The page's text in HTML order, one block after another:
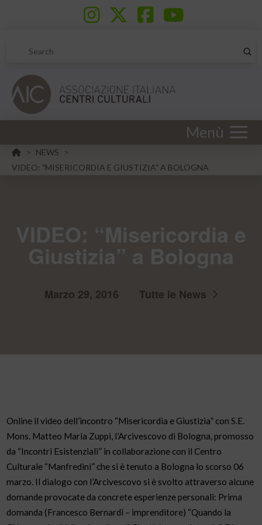
Search
Menù
HOME
> NEWS
>
VIDEO: "MISERICORDIA E GIUSTIZIA" A BOLOGNA
Marzo 29, 2016 Tutte le News
Online il video dell’incontro “Misericordia e Giustizia” con S.E.
Mons. Matteo Maria Zuppi, l’Arcivescovo di Bologna, promosso
da “Incontri Esistenziali” in collaborazione con il Centro
Culturale “Manfredini” che si è tenuto a Bologna lo scorso 06
marzo. Il dialogo con l’Arcivescovo si è svolto attraverso alcune
domande provocate da concrete esperienze personali: Prima
domanda (Francesco Bernardi – imprenditore) “Quando la